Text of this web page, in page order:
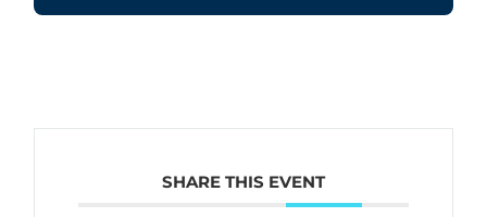
SHARE THIS EVENT